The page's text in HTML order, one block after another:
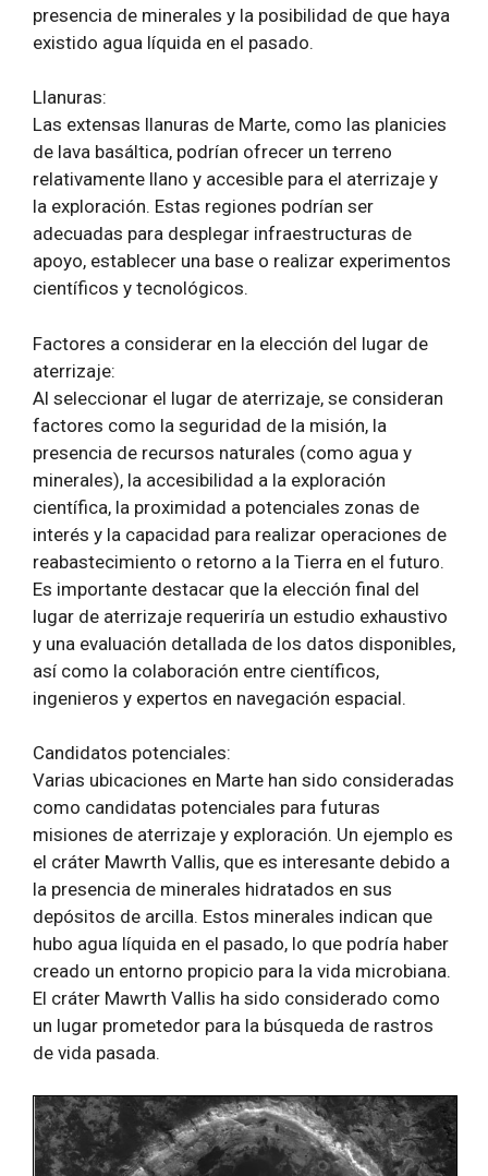
presencia de minerales y la posibilidad de que haya
existido agua líquida en el pasado.
Llanuras:
Las extensas llanuras de Marte, como las planicies
de lava basáltica, podrían ofrecer un terreno
relativamente llano y accesible para el aterrizaje y
la exploración. Estas regiones podrían ser
adecuadas para desplegar infraestructuras de
apoyo, establecer una base o realizar experimentos
científicos y tecnológicos.
Factores a considerar en la elección del lugar de
aterrizaje:
Al seleccionar el lugar de aterrizaje, se consideran
factores como la seguridad de la misión, la
presencia de recursos naturales (como agua y
minerales), la accesibilidad a la exploración
científica, la proximidad a potenciales zonas de
interés y la capacidad para realizar operaciones de
reabastecimiento o retorno a la Tierra en el futuro.
Es importante destacar que la elección final del
lugar de aterrizaje requeriría un estudio exhaustivo
y una evaluación detallada de los datos disponibles,
así como la colaboración entre científicos,
ingenieros y expertos en navegación espacial.
Candidatos potenciales:
Varias ubicaciones en Marte han sido consideradas
como candidatas potenciales para futuras
misiones de aterrizaje y exploración. Un ejemplo es
el cráter Mawrth Vallis, que es interesante debido a
la presencia de minerales hidratados en sus
depósitos de arcilla. Estos minerales indican que
hubo agua líquida en el pasado, lo que podría haber
creado un entorno propicio para la vida microbiana.
El cráter Mawrth Vallis ha sido considerado como
un lugar prometedor para la búsqueda de rastros
de vida pasada.